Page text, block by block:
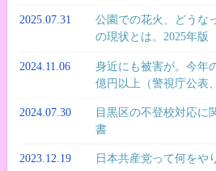
2025.07.31
公園での花火、どうな
の現状とは。2025年版
2024.11.06
身近にも被害が。今年
億円以上（警視庁公表
2024.07.30
目黒区の不登校対応に
書
2023.12.19 日本共産党って何をや